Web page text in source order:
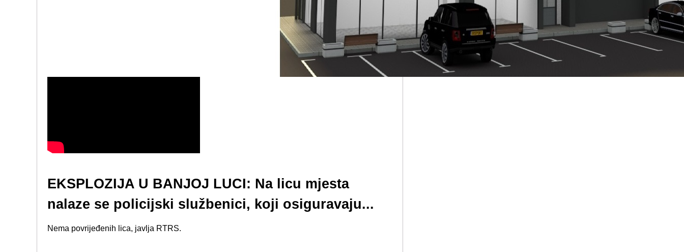
EKSPLOZIJA U BANJOJ LUCI: Na licu mjesta
nalaze se policijski službenici, koji osiguravaju...
Nema povrijeđenih lica, javlja RTRS.